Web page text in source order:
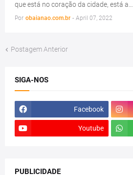
que está no coração da cidade, está a…
Por obaianao.com.br - April 07, 2022
Postagem Anterior
SIGA-NOS
Facebook
Youtube
PUBLICIDADE